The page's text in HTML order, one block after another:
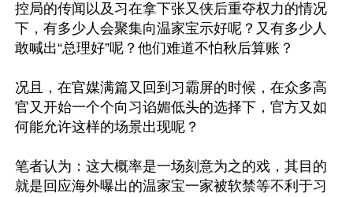
控局的传闻以及习在拿下张又侠后重夺权力的情况
下，有多少人会聚集向温家宝示好呢？又有多少人
敢喊出“总理好”呢？他们难道不怕秋后算账？
况且，在官媒满篇又回到习霸屏的时候，在众多高
官又开始一个个向习谄媚低头的选择下，官方又如
何能允许这样的场景出现呢？
笔者认为：这大概率是一场刻意为之的戏，其目的
就是回应海外曝出的温家宝一家被软禁等不利于习